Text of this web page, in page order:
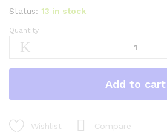
Status: 13 in stock
ORING
NITRILO
quantity
Quantity
Add to cart
Wishlist
Compare